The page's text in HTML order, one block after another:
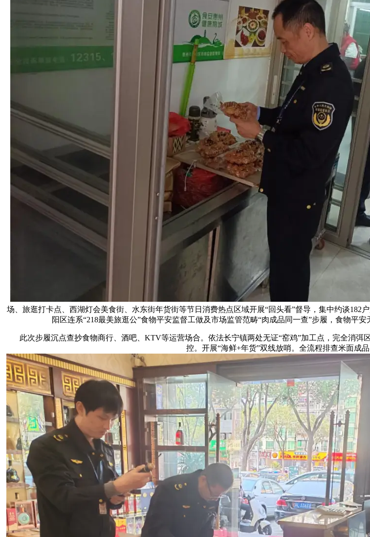
场、旅逛打卡点、西湖灯会美食街、水东街年货街等节日消费热点区域开展“回头看”督导，集中约谈
阳区连系“218最美旅逛公”食物平安监督工做及市场监管范畴“肉成品同一查”步履，食物平
此次步履沉点查抄食物商行、酒吧、KTV等运营场合。依法长宁镇两处无证“窑鸡”加工点，完全消弭
控。开展“海鲜+年货”双线放哨。全流程排查米面成